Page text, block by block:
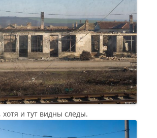
хотя и тут видны следы.